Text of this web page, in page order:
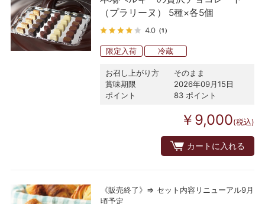
（プラリーヌ） 5種×各5個
4.0 （1）
限定入荷 冷蔵
お召し上がり方
そのまま
賞味期限
2026年09月15日
ポイント
83 ポイント
￥9,000(税込)
カートに入れる
《販売終了》⇒ セット内容リニューアル9月
頃予定